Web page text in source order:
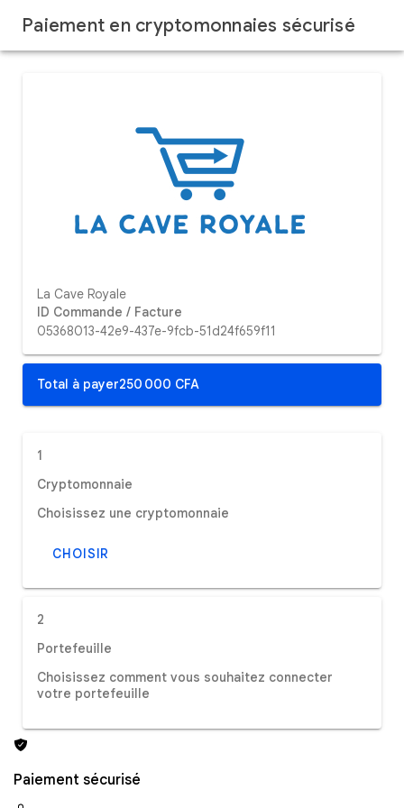
Paiement en cryptomonnaies sécurisé
La Cave Royale
ID Commande / Facture
05368013-42e9-437e-9fcb-51d24f659f11
Total à payer250 000 CFA
1
Cryptomonnaie
Choisissez une cryptomonnaie
CHOISIR
2
Portefeuille
Choisissez comment vous souhaitez connecter
votre portefeuille
Paiement sécurisé